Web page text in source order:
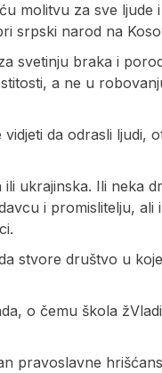
molitvu za sve ljude
srpski narod na
svetinju braka i
a ne u
da odrasli ljudi,
ukrajinska. Ili neka
i promislitelju, ali
stvore društvo u
o čemu škola
pravoslavne